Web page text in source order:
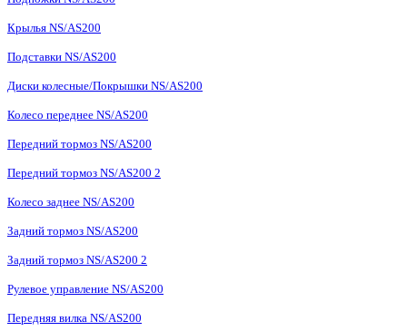
Крылья NS/AS200
Подставки NS/AS200
Диски колесные/Покрышки NS/AS200
Колесо переднее NS/AS200
Передний тормоз NS/AS200
Передний тормоз NS/AS200 2
Колесо заднее NS/AS200
Задний тормоз NS/AS200
Задний тормоз NS/AS200 2
Рулевое управление NS/AS200
Передняя вилка NS/AS200